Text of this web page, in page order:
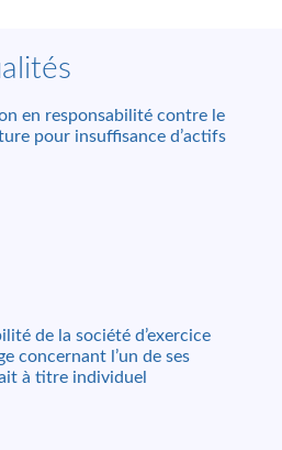
en responsabilité contre le
pour insuffisance d’actifs
de la société d’exercice
concernant l’un de ses
à titre individuel